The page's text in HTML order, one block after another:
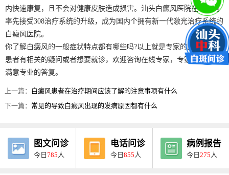
内快速康复，且不会对健康皮肤造成损害。汕头白癜风医院在全国内
率先接受308治疗系统的升级，成为国内个拥有新一代激光治疗系统的
白癜风医院。
你了解白癜风的一般症状特点都有哪些吗?以上就是专家的回答，如果
患者有相关的疑问或者想要就诊，欢迎咨询在线专家，专家将会给您
满意专业的答复。
上一篇： 白癜风患者在治疗期间应该了解的注意事项有什么
下一篇： 常见的导致白癜风出现的发病原因都有什么
图文问诊
今日785 人
电话问诊
今日855 人
病例报告
今日275 人